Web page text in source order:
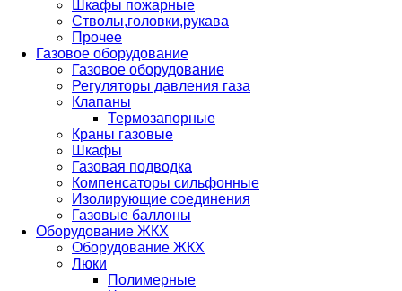
Шкафы пожарные
Стволы,головки,рукава
Прочее
Газовое оборудование
Газовое оборудование
Регуляторы давления газа
Клапаны
Термозапорные
Краны газовые
Шкафы
Газовая подводка
Компенсаторы сильфонные
Изолирующие соединения
Газовые баллоны
Оборудование ЖКХ
Оборудование ЖКХ
Люки
Полимерные